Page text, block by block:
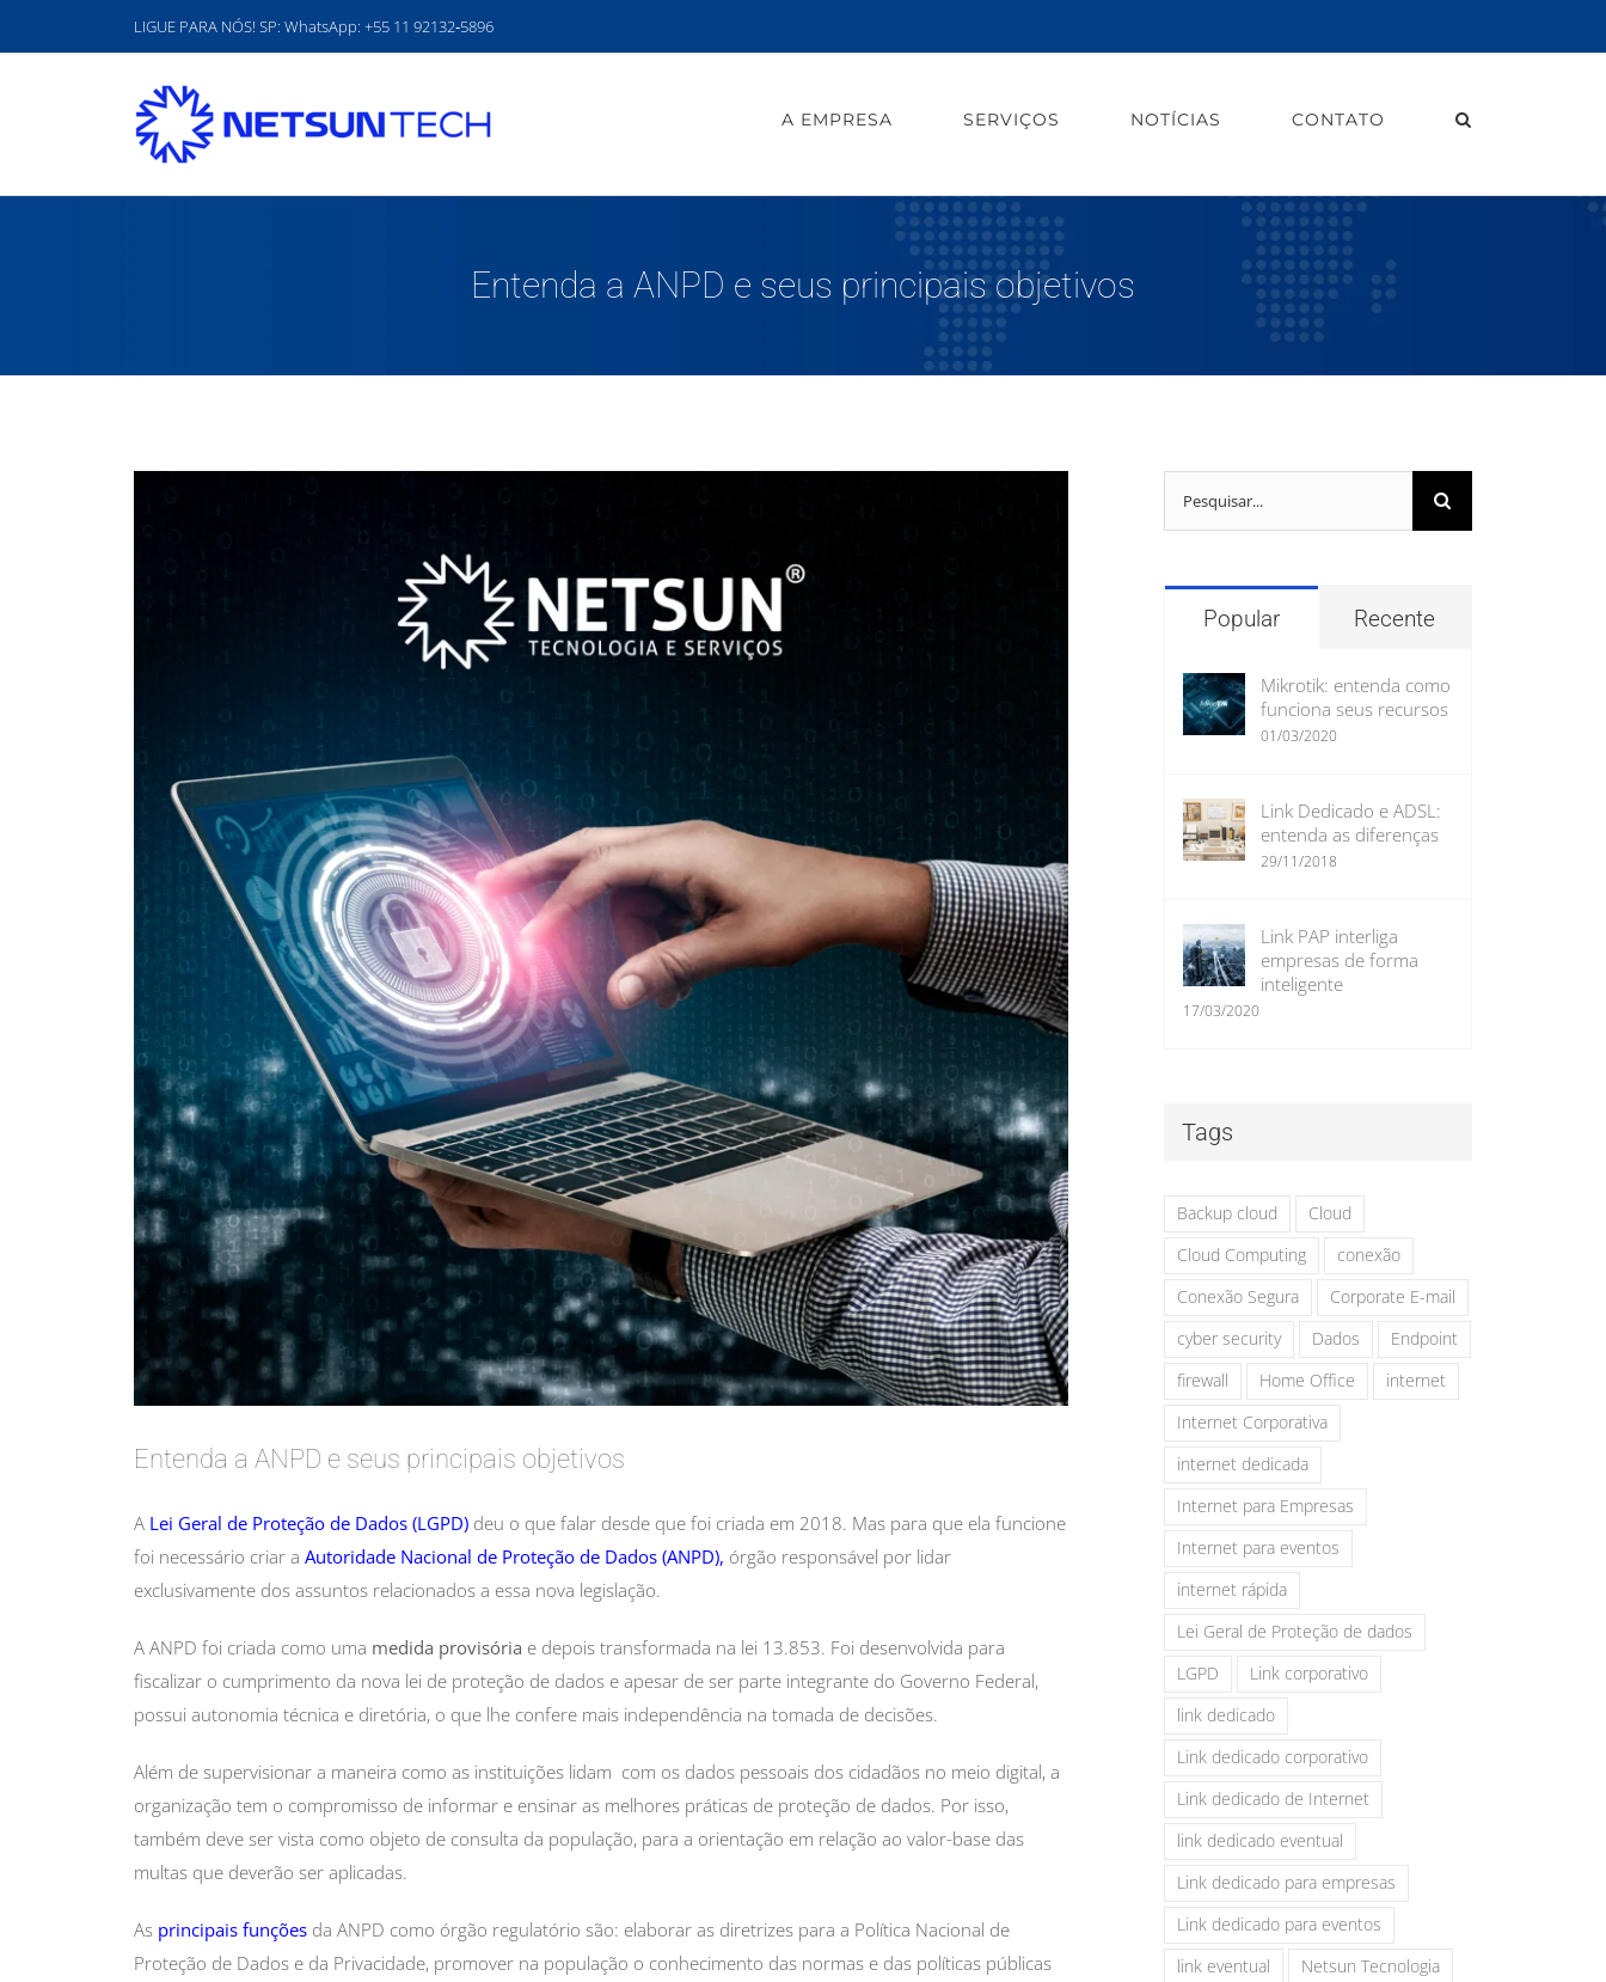
para
LIGUE PARA NÓS! SP: WhatsApp: ‪+55 11 92132‑5896‬
A EMPRESA SERVIÇOS NOTÍCIAS CONTATO
Entenda a ANPD e seus principais objetivos
Entenda a ANPD e seus principais objetivos
A Lei Geral de Proteção de Dados (LGPD) deu o que falar desde que foi criada em 2018. Mas para que ela funcione
foi necessário criar a Autoridade Nacional de Proteção de Dados (ANPD), órgão responsável por lidar
exclusivamente dos assuntos relacionados a essa nova legislação.
A ANPD foi criada como uma medida provisória e depois transformada na lei 13.853. Foi desenvolvida para
fiscalizar o cumprimento da nova lei de proteção de dados e apesar de ser parte integrante do Governo Federal,
possui autonomia técnica e diretória, o que lhe confere mais independência na tomada de decisões.
Além de supervisionar a maneira como as instituições lidam com os dados pessoais dos cidadãos no meio digital, a
organização tem o compromisso de informar e ensinar as melhores práticas de proteção de dados. Por isso,
também deve ser vista como objeto de consulta da população, para a orientação em relação ao valor-base das
multas que deverão ser aplicadas.
As principais funções da ANPD como órgão regulatório são: elaborar as diretrizes para a Política Nacional de
Proteção de Dados e da Privacidade, promover na população o conhecimento das normas e das políticas públicas
Popular Recente
Mikrotik: entenda como
funciona seus recursos
01/03/2020
Link Dedicado e ADSL:
entenda as diferenças
29/11/2018
Link PAP interliga
empresas de forma
inteligente
17/03/2020
Tags
Backup cloud
Cloud
Cloud Computing
conexão
Conexão Segura
Corporate E-mail
cyber security
Dados
Endpoint
firewall
Home Office
internet
Internet Corporativa
internet dedicada
Internet para Empresas
Internet para eventos
internet rápida
Lei Geral de Proteção de dados
LGPD
Link corporativo
link dedicado
Link dedicado corporativo
Link dedicado de Internet
link dedicado eventual
Link dedicado para empresas
Link dedicado para eventos
link eventual
Netsun Tecnologia